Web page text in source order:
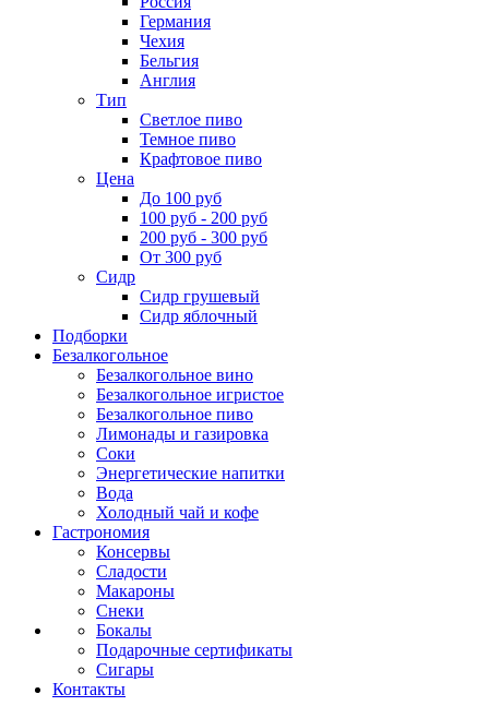
Германия
Чехия
Бельгия
Англия
Тип
Светлое пиво
Темное пиво
Крафтовое пиво
Цена
До 100 руб
100 руб - 200 руб
200 руб - 300 руб
От 300 руб
Сидр
Сидр грушевый
Сидр яблочный
Подборки
Безалкогольное
Безалкогольное вино
Безалкогольное игристое
Безалкогольное пиво
Лимонады и газировка
Соки
Энергетические напитки
Вода
Холодный чай и кофе
Гастрономия
Консервы
Сладости
Макароны
Снеки
Бокалы
Подарочные сертификаты
Сигары
Контакты